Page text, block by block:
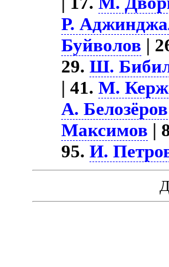
Р.
Буйволов |
29.Ш.
| 41.М.
А. Белозёров
Максимов |
95.И.